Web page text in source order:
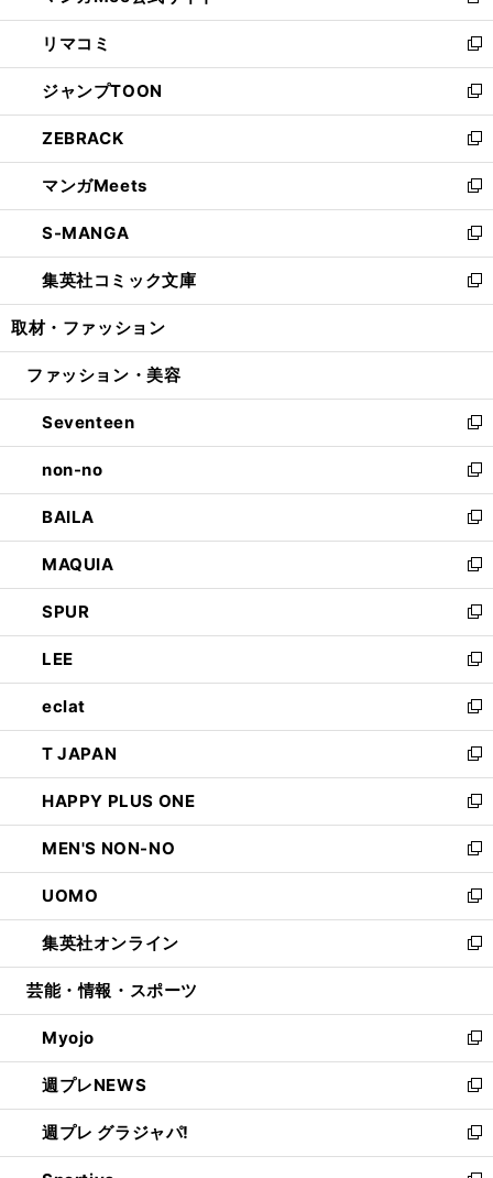
ウ
で
開
く
ン
ド
ウ
で
開
く
ウ
ィ
ン
ド
ウ
で
開
く
し
い
ウ
ィ
ン
ド
ウ
で
開
く
リマコミ
新
し
い
ウ
ィ
ン
ド
ウ
で
開
く
ジャンプTOON
新
し
い
ウ
ィ
ン
ド
ウ
で
開
ZEBRACK
新
し
い
ウ
ィ
ン
ド
ウ
開
マンガMeets
新
し
い
ウ
ィ
ン
ウ
開
く
S-MANGA
新
し
い
ウ
ン
ウ
で
開
く
集英社コミック文庫
新
し
ウ
ン
ド
ウ
で
開
く
取材・ファッション
ファッション・美容
Seventeen
新
し
い
ウ
ィ
ン
ド
ウ
で
開
く
non-no
新
し
い
ウ
ィ
ン
ド
ウ
で
開
く
BAILA
新
し
い
ウ
ィ
ン
ド
ウ
で
開
く
MAQUIA
新
し
い
ウ
ィ
ン
ド
ウ
で
開
く
SPUR
新
し
い
ウ
ィ
ン
ド
ウ
で
開
く
LEE
新
し
い
ウ
ィ
ン
ド
ウ
で
開
く
eclat
新
し
い
ウ
ィ
ン
ド
ウ
で
開
く
T JAPAN
新
し
い
ウ
ィ
ン
ド
ウ
で
開
HAPPY PLUS ONE
新
し
い
ウ
ィ
ン
ド
ウ
開
く
MEN'S NON-NO
新
し
い
ウ
ィ
ン
ウ
で
開
く
UOMO
新
し
い
ウ
ン
ド
ウ
で
開
く
集英社オンライン
新
し
ウ
ィ
ン
ド
ウ
で
開
芸能・情報・スポーツ
Myojo
新
し
い
ウ
ィ
ン
週プレNEWS
新
し
い
ウ
週プレ グラジャパ!
新
し